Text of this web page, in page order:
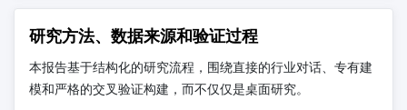
研究方法、数据来源和验证过程
本报告基于结构化的研究流程，围绕直接的行业对话、专有建
模和严格的交叉验证构建，而不仅仅是桌面研究。